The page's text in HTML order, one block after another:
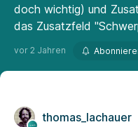
doch wichtig) und
das Zusatzfeld
vor 2 Jahren
thomas_lachauer